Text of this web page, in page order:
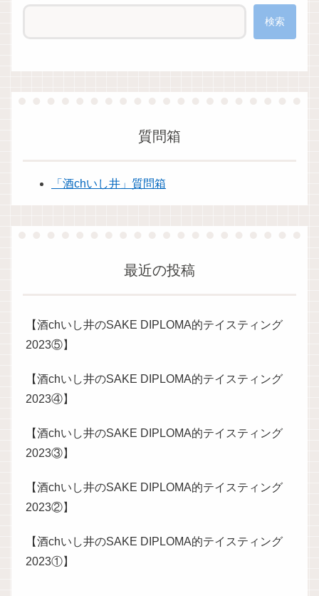
検索
質問箱
「酒chいし井」質問箱
最近の投稿
【酒chいし井のSAKE DIPLOMA的テイスティング
2023⑤】
【酒chいし井のSAKE DIPLOMA的テイスティング
2023④】
【酒chいし井のSAKE DIPLOMA的テイスティング
2023③】
【酒chいし井のSAKE DIPLOMA的テイスティング
2023②】
【酒chいし井のSAKE DIPLOMA的テイスティング
2023①】